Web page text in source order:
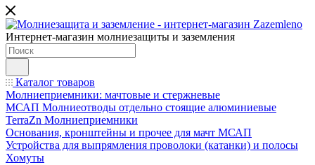
Интернет-магазин молниезащиты и заземления
Каталог товаров
Молниеприемники: мачтовые и стержневые
МСАП Молниеотводы отдельно стоящие алюминиевые
TerraZn Молниеприемники
Основания, кронштейны и прочее для мачт МСАП
Устройства для выпрямления проволоки (катанки) и полосы
Хомуты